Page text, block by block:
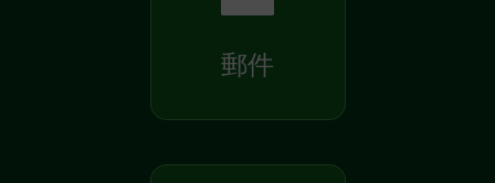
郵件